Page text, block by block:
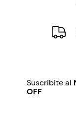
Suscribite al
OFF